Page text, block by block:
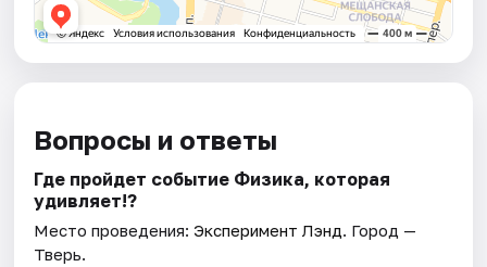
Вопросы и ответы
Где пройдет событие Физика, которая
удивляет!?
Место проведения:Эксперимент Лэнд. Город —
Тверь.